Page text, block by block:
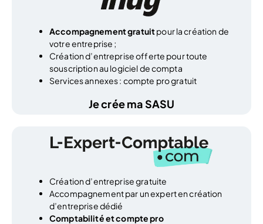
Accompagnement gratuitpour la création de
votre entreprise ;
Création d’entreprise offerte pour toute
souscription au logiciel de compta
Services annexes : compte pro gratuit
Je crée ma SASU
Création d’entreprise gratuite
Accompagnement par un expert en création
d’entreprise dédié
Comptabilité et compte pro